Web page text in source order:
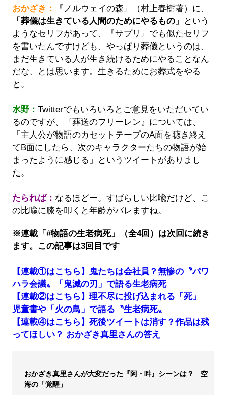
おかざき：
『ノルウェイの森』（村上春樹著）に、
「葬儀は生きている人間のためにやるもの」
という
ようなセリフがあって、『サプリ』でも似たセリフ
を書いたんですけども、やっぱり葬儀というのは、
まだ生きている人が生き続けるためにやることなん
だな、とは思います。生きるためにお葬式をやる
と。
水野： Twitterでもいろいろとご意見をいただいてい
るのですが、『葬送のフリーレン』については、
「主人公が物語のカセットテープのA面を聴き終え
てB面にしたら、次のキャラクターたちの物語が始
まったように感じる」というツイートがありまし
た。
たられば： なるほどー。すばらしい比喩だけど、こ
の比喩に膝を叩くと年齢がバレますね。
※連載「#物語の生老病死」（全4回）は次回に続き
ます。この記事は3回目です
【連載①はこちら】鬼たちは会社員？無惨の〝パワ
ハラ会議〟「鬼滅の刃」で語る生老病死
【連載②はこちら】理不尽に投げ込まれる「死」
児童書や「火の鳥」で語る〝生老病死〟
【連載④はこちら】死後ツイートは消す？作品は残
ってほしい？ おかざき真里さんの答え
おかざき真里さんが大変だった『阿・吽』シーンは？ 空
海の「覚醒」